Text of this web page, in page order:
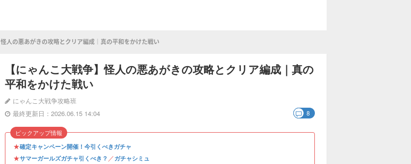
怪人の悪あがきの攻略とクリア編成｜真の平和をかけた戦い
【にゃんこ大戦争】怪人の悪あがきの攻略とクリア編成｜真の
平和をかけた戦い
にゃんこ大戦争攻略班
最終更新日：2026.06.15 14:04
8
★確定キャンペーン開催！今引くべきガチャ
★サマーガールズガチャ引くべき？ ／ガチャシミュ
ピックアップ情報